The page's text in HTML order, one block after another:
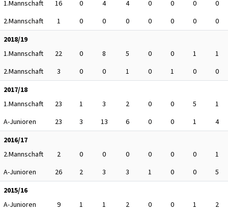
1.Mannschaft 16 0 4 4 0 0 0
0
2.Mannschaft
1 0 0 0 0 0 0
0
2018/19
1.Mannschaft
22 0 8 5 0 0 1
1
2.Mannschaft
3 0 0 1 0 1 0
0
2017/18
1.Mannschaft
23 1 3 2 0 0 5
1
A-Junioren
23 3 13 6 0 0 1
4
2016/17
2.Mannschaft
2 0 0 0 0 0 0
1
A-Junioren
26 2 3 3 1 0 0
5
2015/16
A-Junioren
9 1 1 2 0 0 1
2